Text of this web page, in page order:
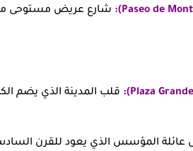
شارع عريض مستوحى من
قلب المدينة الذي يضم
عائلة المؤسس الذي يعود للقرن